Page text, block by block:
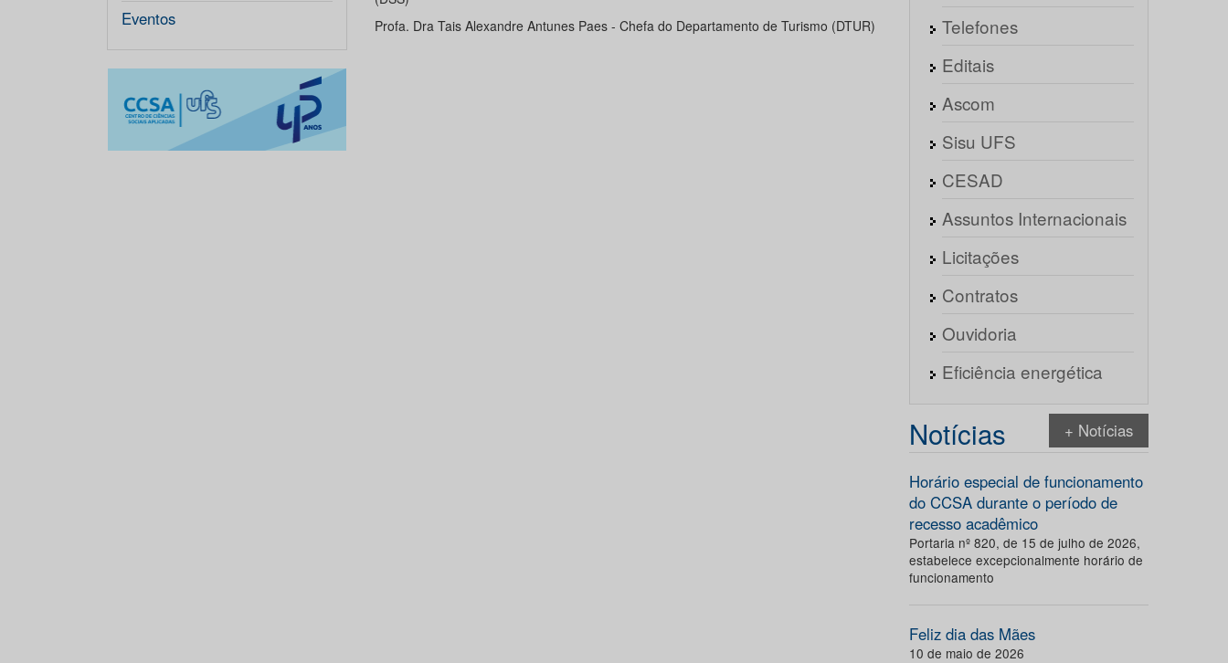
Eventos
Profa. Dra Tais Alexandre Antunes Paes - Chefa do Departamento de Turismo (DTUR)
Telefones
Editais
Ascom
Sisu UFS
CESAD
Assuntos Internacionais
Licitações
Contratos
Ouvidoria
Eficiência energética
Notícias + Notícias
Horário especial de funcionamento
do CCSA durante o período de
recesso acadêmico
Portaria nº 820, de 15 de julho de 2026,
estabelece excepcionalmente horário de
funcionamento
Feliz dia das Mães
10 de maio de 2026